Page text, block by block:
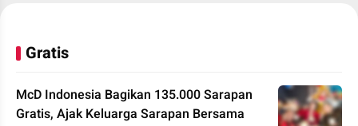
Gratis
McD Indonesia Bagikan 135.000 Sarapan
Gratis, Ajak Keluarga Sarapan Bersama